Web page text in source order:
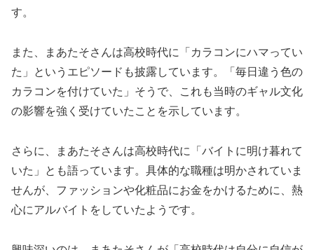
す。
また、まあたそさんは高校時代に「カラコンにハマってい
た」というエピソードも披露しています。「毎日違う色の
カラコンを付けていた」そうで、これも当時のギャル文化
の影響を強く受けていたことを示しています。
さらに、まあたそさんは高校時代に「バイトに明け暮れて
いた」とも語っています。具体的な職種は明かされていま
せんが、ファッションや化粧品にお金をかけるために、熱
心にアルバイトをしていたようです。